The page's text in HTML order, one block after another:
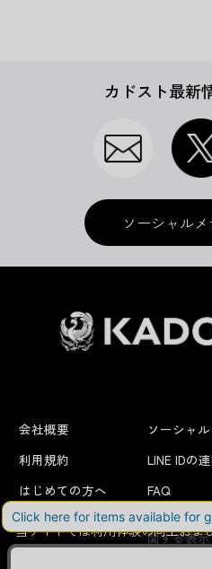
カドスト最新
ソーシャル
会社概要
利用規約
はじめての方へ
ソーシャ
LINE IDの
FAQ
特定商取
関する表示
当サイトでは利用体験の向上およ
ラフィックの分析を目的として